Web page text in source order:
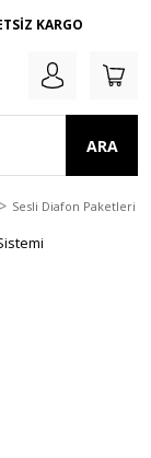
KARGO
ARA
Sesli Diafon Paketleri